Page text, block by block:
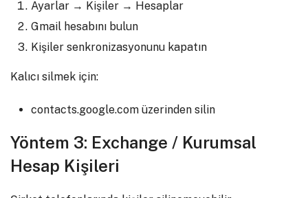
Ayarlar → Kişiler → Hesaplar
Gmail hesabını bulun
Kişiler senkronizasyonunu kapatın
Kalıcı silmek için:
contacts.google.com üzerinden silin
Yöntem 3: Exchange / Kurumsal
Hesap Kişileri